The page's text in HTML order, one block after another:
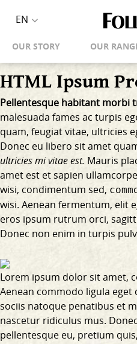
EN
language
selector
OUR STORY OUR
HTML Ipsum
Pellentesque habitant morbi
malesuada fames ac turpis
quam, feugiat vitae, ultricies
Donec eu libero sit amet
ultricies mi vitae est. Mauris
amet est et sapien
wisi, condimentum sed,
wisi. Aenean fermentum, elit
eros ipsum rutrum orci,
Donec non enim in turpis
Lorem ipsum dolor sit amet,
Aenean commodo ligula eget
sociis natoque penatibus et
nascetur ridiculus mus.
pellentesque eu, pretium